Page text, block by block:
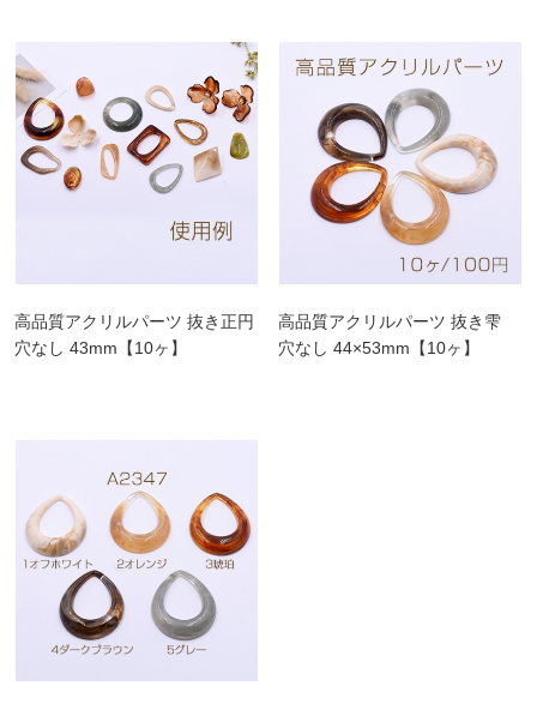
高品質アクリルパーツ 抜き正円
穴なし 43mm【10ヶ】
高品質アクリルパーツ 抜き雫
穴なし 44×53mm【10ヶ】